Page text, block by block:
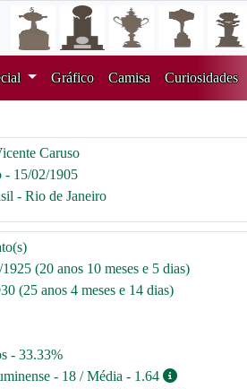
Gráfico Camisa Curiosidades
Caruso
- 15/02/1905
- Rio de Janeiro
(20 anos 10 meses e 5 dias)
(25 anos 4 meses e 14 dias)
- 33.33%
- 18 / Média - 1.64